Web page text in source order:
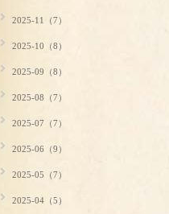
2025-11（7）
2025-10（8）
2025-09（8）
2025-08（7）
2025-07（7）
2025-06（9）
2025-05（7）
2025-04（5）